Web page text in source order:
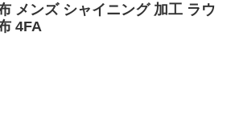
メンズ シャイニング 加工 ラウ
4FA